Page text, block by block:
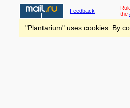
Feedback
the
"Plantarium" uses cookies. By